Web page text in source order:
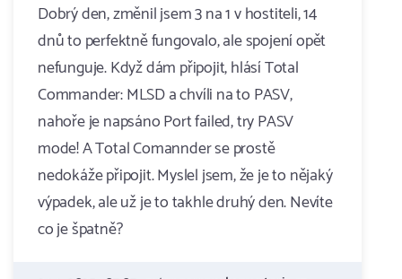
Dobrý den, změnil jsem 3 na 1 v hostiteli, 14
dnů to perfektně fungovalo, ale spojení opět
nefunguje. Když dám připojit, hlásí Total
Commander: MLSD a chvíli na to PASV,
nahoře je napsáno Port failed, try PASV
mode! A Total Comannder se prostě
nedokáže připojit. Myslel jsem, že je to nějaký
výpadek, ale už je to takhle druhý den. Nevíte
co je špatně?